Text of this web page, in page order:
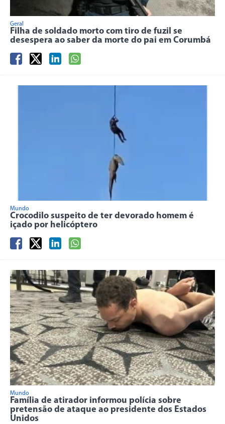
Geral
Filha de soldado morto com tiro de fuzil se
desespera ao saber da morte do pai em Corumbá
Mundo
Crocodilo suspeito de ter devorado homem é
içado por helicóptero
Mundo
Família de atirador informou polícia sobre
pretensão de ataque ao presidente dos Estados
Unidos